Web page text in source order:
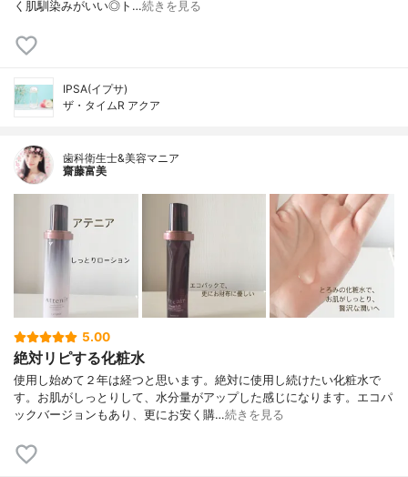
く肌馴染みがいい◎ト…続きを見る
IPSA(イプサ)
ザ・タイムR アクア
歯科衛生士&美容マニア
齋藤富美
5.00
絶対リピする化粧水
使用し始めて２年は経つと思います。絶対に使用し続けたい化粧水で
す。お肌がしっとりして、水分量がアップした感じになります。エコパ
ックバージョンもあり、更にお安く購…続きを見る